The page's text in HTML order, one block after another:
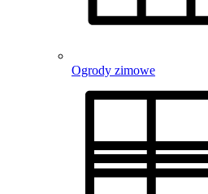
Ogrody zimowe